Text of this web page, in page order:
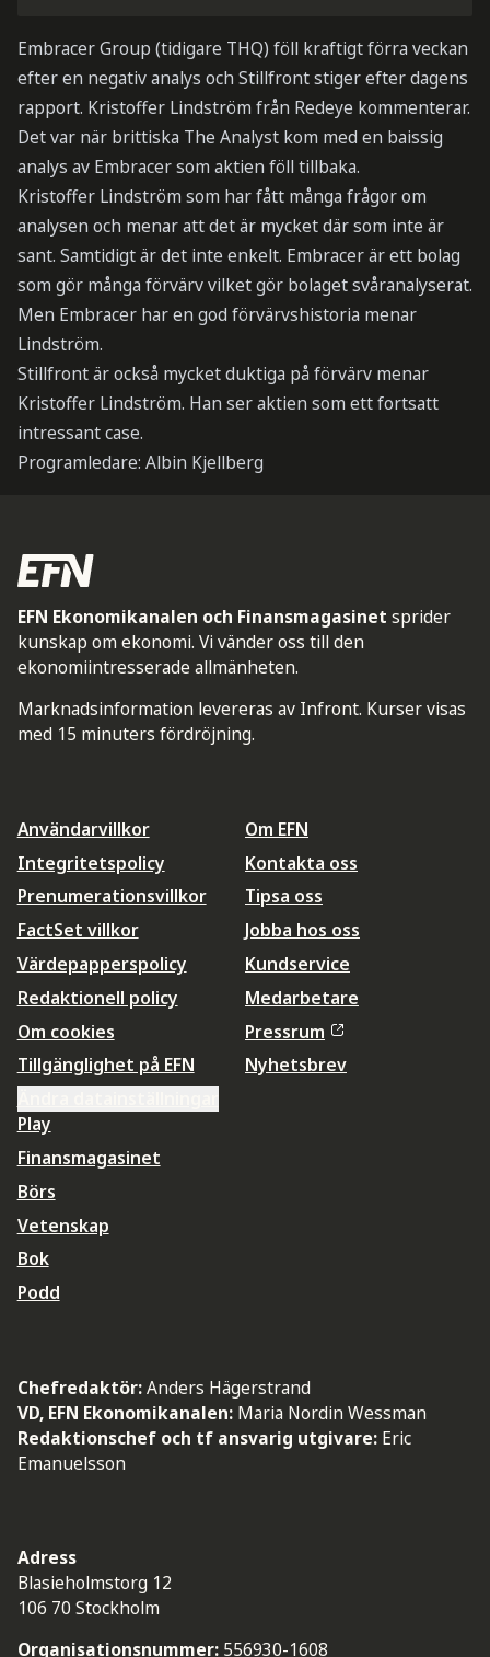
Embracer Group (tidigare THQ) föll kraftigt förra veckan
efter en negativ analys och Stillfront stiger efter dagens
rapport. Kristoffer Lindström från Redeye kommenterar.
Det var när brittiska The Analyst kom med en baissig
analys av Embracer som aktien föll tillbaka.
Kristoffer Lindström som har fått många frågor om
analysen och menar att det är mycket där som inte är
sant. Samtidigt är det inte enkelt. Embracer är ett bolag
som gör många förvärv vilket gör bolaget svåranalyserat.
Men Embracer har en god förvärvshistoria menar
Lindström.
Stillfront är också mycket duktiga på förvärv menar
Kristoffer Lindström. Han ser aktien som ett fortsatt
intressant case.
Programledare: Albin Kjellberg
EFN Ekonomikanalen och Finansmagasinet sprider
kunskap om ekonomi. Vi vänder oss till den
ekonomiintresserade allmänheten.
Marknadsinformation levereras av Infront. Kurser visas
med 15 minuters fördröjning.
Användarvillkor
Integritetspolicy
Prenumerationsvillkor
FactSet villkor
Värdepapperspolicy
Redaktionell policy
Om cookies
Tillgänglighet på EFN
Om EFN
Kontakta oss
Tipsa oss
Jobba hos oss
Kundservice
Medarbetare
Pressrum
Nyhetsbrev
Play
Finansmagasinet
Börs
Vetenskap
Bok
Podd
Chefredaktör:Anders Hägerstrand
VD, EFN Ekonomikanalen: Maria Nordin Wessman
Redaktionschef och tf ansvarig utgivare: Eric
Emanuelsson
Adress
Blasieholmstorg 12
106 70 Stockholm
Organisationsnummer: 556930-1608